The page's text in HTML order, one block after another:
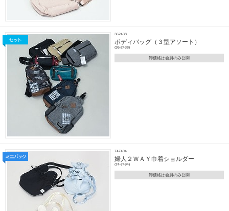
362438
ボディバッグ（３型アソート）
(36-2438)
卸価格は会員のみ公開
747494
婦人２ＷＡＹ巾着ショルダー
(74-7494)
卸価格は会員のみ公開